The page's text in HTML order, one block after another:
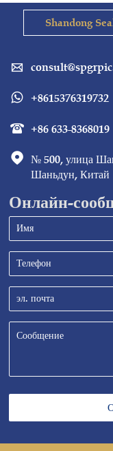
Shandong

 +8615376319732
 +86 633-8368019
 № 500, улица
Шаньдун, Китай
Онлайн-